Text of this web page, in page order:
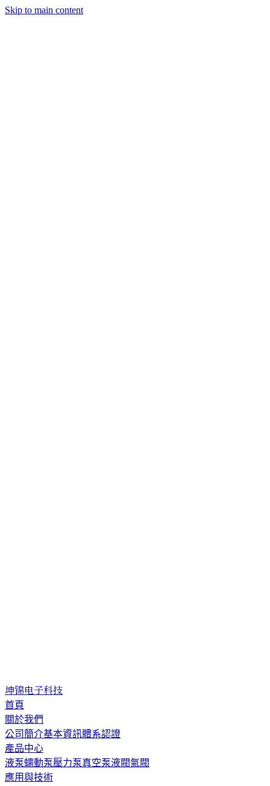
Skip to main content
坤锦电子科技
首頁
關於我們
公司簡介基本資訊體系認證
產品中心
液泵蠕動泵壓力泵真空泵液閥氣閥
應用與技術